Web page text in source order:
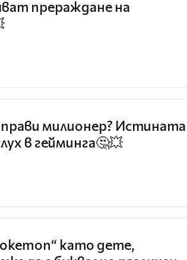
прераждане на
милионер? Истината
в гейминга🤔💥
като дете,